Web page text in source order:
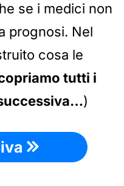
se i medici non
prognosi. Nel
cosa le
tutti i
)